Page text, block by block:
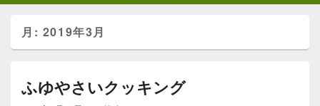
月: 2019年3月
ふゆやさいクッキング